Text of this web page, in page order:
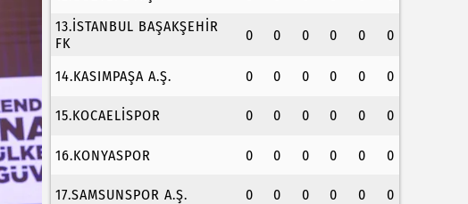
13.İSTANBUL BAŞAKŞEHİR
FK
0 0 0 0 0 0
14.KASIMPAŞA A.Ş. 0 0 0 0 0 0
15.KOCAELİSPOR 0 0 0 0 0 0
16.KONYASPOR 0 0 0 0 0 0
17.SAMSUNSPOR A.Ş. 0 0 0 0 0 0